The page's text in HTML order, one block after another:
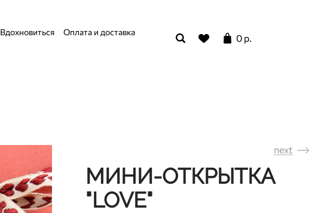
Вдохновиться
Оплата и доставка
0 р.
next
МИНИ-ОТКРЫТКА
"LOVE"